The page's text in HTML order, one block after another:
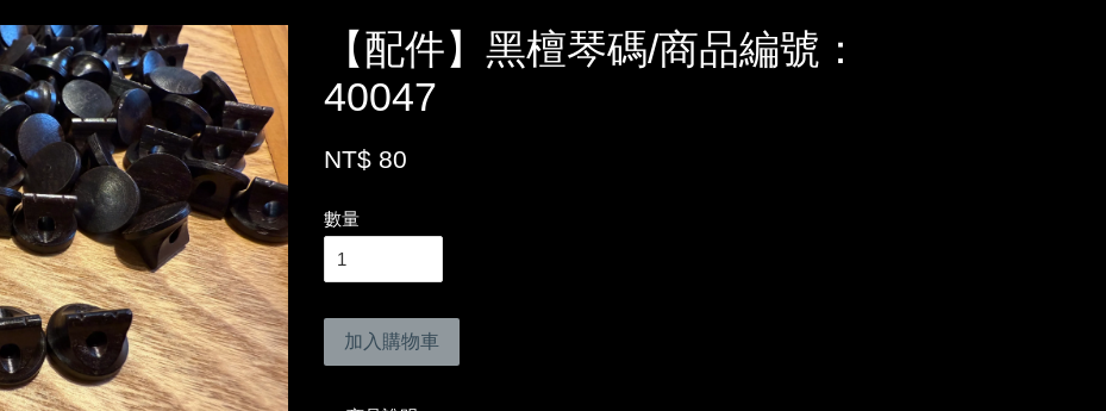
【配件】黑檀琴碼/商品編號：
40047
NT$ 80
數量
加入購物車